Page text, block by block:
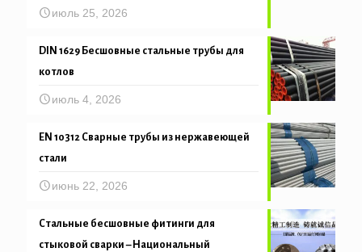
июль 25, 2026
DIN 1629 Бесшовные стальные трубы для
котлов
июль 4, 2026
EN 10312 Сварные трубы из нержавеющей
стали
июнь 22, 2026
Стальные бесшовные фитинги для
стыковой сварки – Национальный